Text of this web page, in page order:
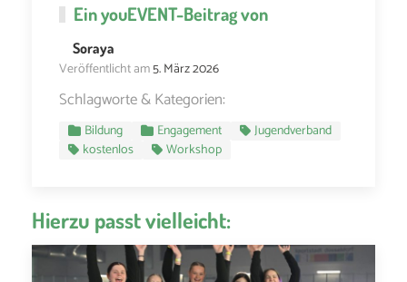
EinyouEVENT-Beitrag von
Soraya
Veröffentlicht am5. März 2026
Schlagworte & Kategorien:
Bildung Engagement
Jugendverband
kostenlos
Workshop
Hierzu passt vielleicht: